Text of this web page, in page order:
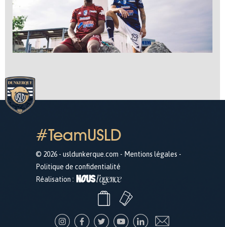
#TeamUSLD
© 2026 - usldunkerque.com - Mentions légales -
Politique de confidentialité
Réalisation :